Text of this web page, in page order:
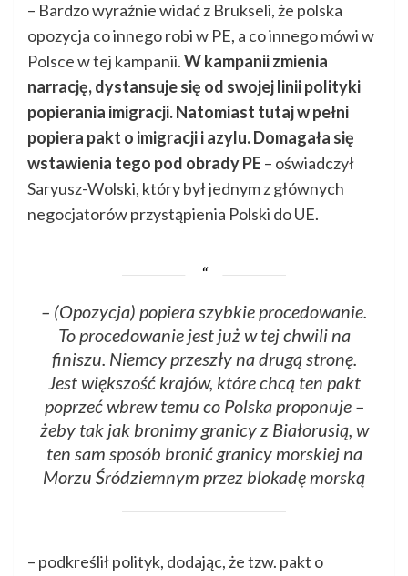
– Bardzo wyraźnie widać z Brukseli, że polska
opozycja co innego robi w PE, a co innego mówi w
Polsce w tej kampanii.W kampanii zmienia
narrację, dystansuje się od swojej linii polityki
popierania imigracji. Natomiast tutaj w pełni
popiera pakt o imigracji i azylu. Domagała się
wstawienia tego pod obrady PE – oświadczył
Saryusz-Wolski, który był jednym z głównych
negocjatorów przystąpienia Polski do UE.
– (Opozycja) popiera szybkie procedowanie.
To procedowanie jest już w tej chwili na
finiszu. Niemcy przeszły na drugą stronę.
Jest większość krajów, które chcą ten pakt
poprzeć wbrew temu co Polska proponuje –
żeby tak jak bronimy granicy z Białorusią, w
ten sam sposób bronić granicy morskiej na
Morzu Śródziemnym przez blokadę morską
– podkreślił polityk, dodając, że tzw. pakt o